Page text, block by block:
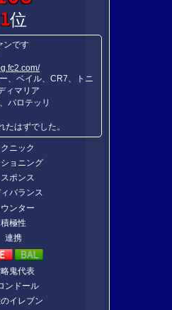
1位
ンです
、ベイル、CR7、トニ
ィマリア
バロテッリ
たはずでした。
ニック
ョニング
ポンス
バランス
ンター
積極性
連携
鬼代表
ンドール
イレブン